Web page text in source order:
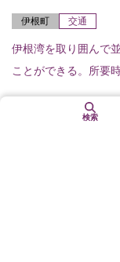
伊根町 交通
伊根湾を取り囲んで
ことができる。所要
検索